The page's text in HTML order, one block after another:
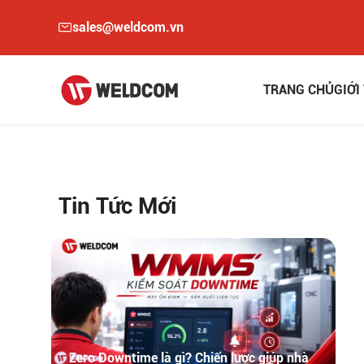
sales@weldcom.vn
TRANG CHỦGIỚI
Tin Tức Mới
Zero Downtime là gì? Chiến lược giúp